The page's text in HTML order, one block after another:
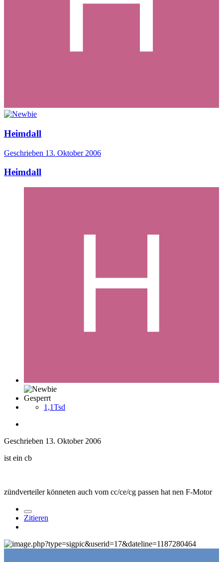
Heimdall
Geschrieben 13. Oktober 2006
Heimdall
Gesperrt
1,1Tsd
Geschrieben 13. Oktober 2006
ist ein cb
zündverteiler könneten auch vom cc/ce/cg passen hat nen F-Motor
Zitieren